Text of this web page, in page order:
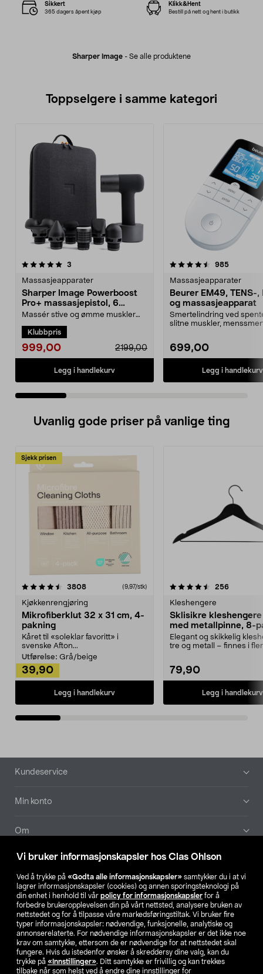
Vi bruker informasjonskapsler hos Clas Ohlson
Ved å trykke på «Godta alle informasjonskapsler» samtykker du i at vi
lagrer informasjonskapsler (cookies) og annen sporingsteknologi på
din enhet i henhold til vår policy for informasjonskapsler for å
forbedre brukeropplevelsen din på vårt nettsted, analysere bruken av
nettstedet og for å tilpasse våre markedsføringstiltak. Vi bruker fire
typer informasjonskapsler: nødvendige, funksjonelle, analytiske og
annonserelaterte. For nødvendige informasjonskapsler er det ikke noe
krav om samtykke, ettersom de er nødvendige for at nettstedet skal
fungere. Hvis du istedenfor ønsker å skreddersy dine valg, kan du
trykke på «Innstillinger». Ditt samtykke er frivillig og kan trekkes
tilbake når som helst ved å endre dine innstillinger for
Sharper Image - Se alle produktene
Sikkert
365 dagers åpent kjøp
Klikk&Hent
Bestill på nett og hent i butikk
Toppselgere i samme kategori
3
Massasjeapparater
Sharper Image Powerboost
Pro+ massasjepistol, 6
munnstykker
Massér stive og ømme muskler
kuldeterapi. Dyp pulsmassas...
Klubbpris
999,00 2199,00
Legg i handlekurv
4.5 av 5 stjerner 985
Massasjeapparater
Beurer EM49, TENS-,
og massasjeapparat
Smertelindring ved
slitne muskler,
699,00
Legg i handlekurv
4.5 av 5 stjerner
Uvanlig gode priser på vanlige ting
Sjekk prisen
3808anmeldelser(9,97/stk)
Kjøkkenrengjøring
Mikrofiberklut 32 x 31 cm, 4-
pakning
Kåret til «soleklar favoritt» i
svenske Afton...
Utførelse: Grå/beige
39,90
Legg i handlekurv
4.5av 5 stjerner 256
Kleshengere
Sklisikre
med metallpinne, 8-
Elegant og skikkelig
tre og metall – finnes i
79,90
Legg i handlekurv
4.5av 5 stjerner
Bunntekst
Kundeservice
Min konto
Om
Aktuelt
Våre selskaper
Finn din butikk
SE NO FI